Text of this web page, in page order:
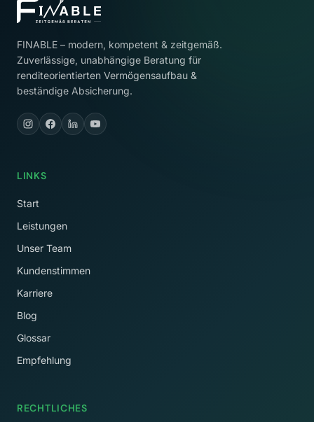
FINABLE – modern, kompetent & zeitgemäß.
Zuverlässige, unabhängige Beratung für
renditeorientierten Vermögensaufbau &
beständige Absicherung.
LINKS
Start
Leistungen
Unser Team
Kundenstimmen
Karriere
Blog
Glossar
Empfehlung
RECHTLICHES